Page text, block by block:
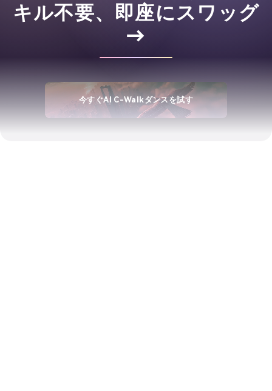
キル不要、即座にスワッグ
→
今すぐAI C-Walkダンスを試す